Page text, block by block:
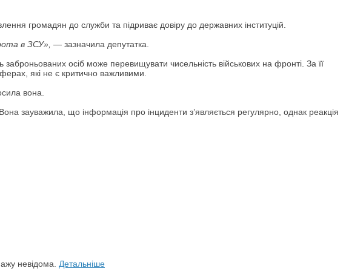
громадян до служби та підриває довіру до державних інституцій.
в ЗСУ», — зазначила депутатка.
осіб може перевищувати чисельність військових на фронті. За її
які не є критично важливими.
вона.
зауважила, що інформація про інциденти з’являється регулярно, однак реакція
невідома. Детальніше